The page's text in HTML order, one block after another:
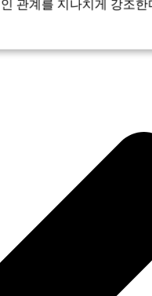
관계를 지나치게 강조한